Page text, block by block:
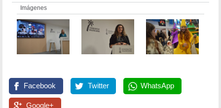
Imágenes
Facebook Twitter WhatsApp
Google+